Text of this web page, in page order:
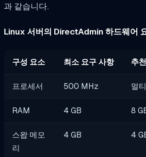
과 같습니다.
Linux 서버의 DirectAdmin 하드웨어
구성 요소 최소 요구 사항 추천
프로세서 500 MHz 멀
RAM 4 GB 8
스왑 메모
리
4 GB 4